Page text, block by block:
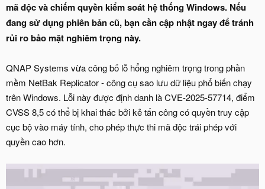
mã độc và chiếm quyền kiểm soát hệ thống Windows. Nếu
đang sử dụng phiên bản cũ, bạn cần cập nhật ngay để tránh
rủi ro bảo mật nghiêm trọng này.
QNAP Systems vừa công bố lỗ hổng nghiêm trọng trong phần
mềm NetBak Replicator - công cụ sao lưu dữ liệu phổ biến chạy
trên Windows. Lỗi này được định danh là CVE-2025-57714, điểm
CVSS 8,5 có thể bị khai thác bởi kẻ tấn công có quyền truy cập
cục bộ vào máy tính, cho phép thực thi mã độc trái phép với
quyền cao hơn.